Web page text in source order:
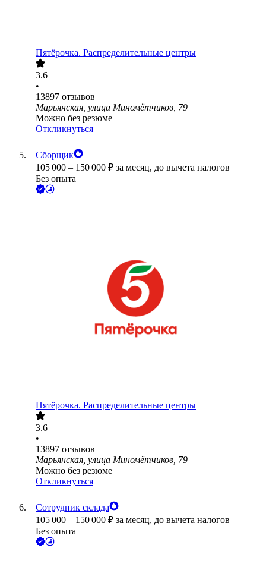
Пятёрочка. Распределительные центры
3.6
•
13897 отзывов
Марьянская, улица Миномётчиков, 79
Можно без резюме
Откликнуться
Сборщик
105 000 – 150 000 ₽ за месяц, до вычета налогов
Без опыта
Пятёрочка. Распределительные центры
3.6
•
13897 отзывов
Марьянская, улица Миномётчиков, 79
Можно без резюме
Откликнуться
Сотрудник склада
105 000 – 150 000 ₽ за месяц, до вычета налогов
Без опыта